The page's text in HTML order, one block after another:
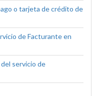
o tarjeta de crédito de
de Facturante en
servicio de